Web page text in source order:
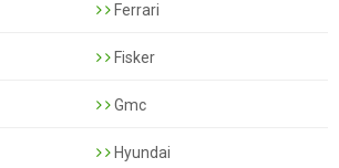
Ferrari
Fisker
Gmc
Hyundai